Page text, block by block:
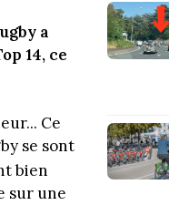
a
14, ce
Ce
se sont
bien
sur une